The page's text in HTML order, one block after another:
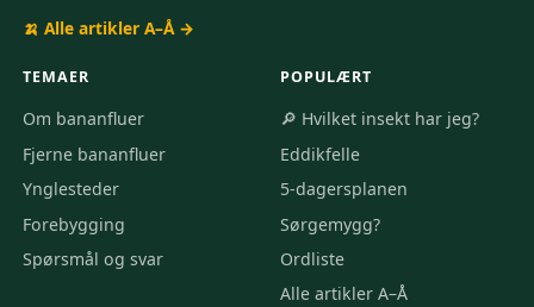
🍌 Alle artikler A–Å →
TEMAER
Om bananfluer
Fjerne bananfluer
Ynglesteder
Forebygging
Spørsmål og svar
POPULÆRT
🔎 Hvilket insekt har jeg?
Eddikfelle
5-dagersplanen
Sørgemygg?
Ordliste
Alle artikler A–Å